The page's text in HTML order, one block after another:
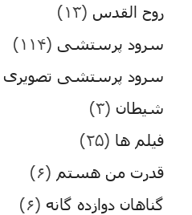
روح القدس (۱۳)
سرود پرستشی (۱۱۴)
سرود پرستشی تصویری
شیطان (۳)
فیلم ها (۲۵)
قدرت من هستم (۶)
گناهان دوازده گانه (۶)